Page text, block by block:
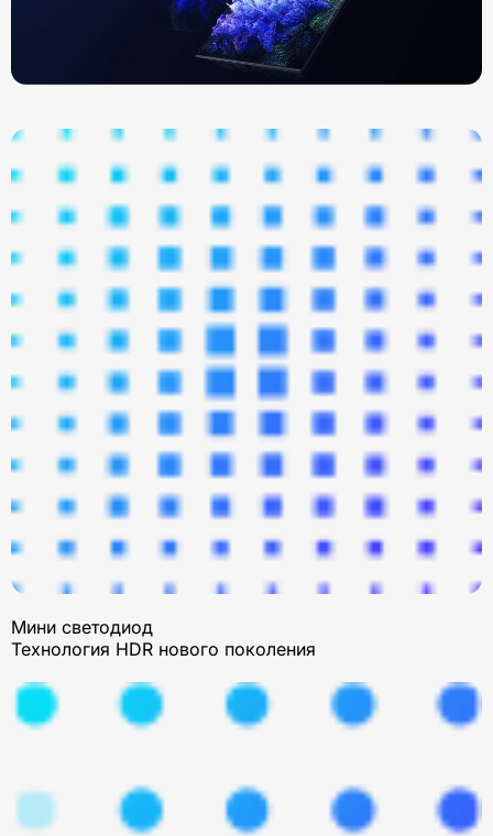
Мини светодиод
Технология HDR нового поколения